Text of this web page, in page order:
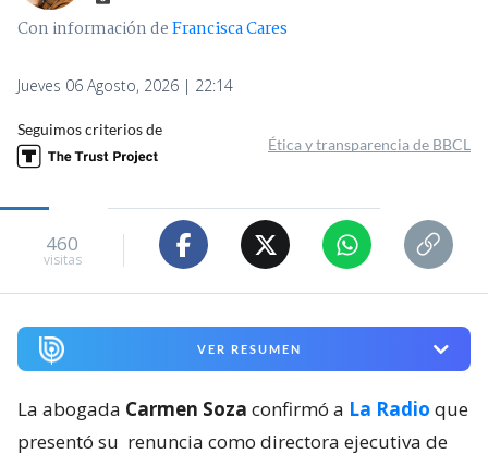
Con información deFrancisca Cares
Jueves 06 Agosto, 2026 | 22:14
Seguimos criterios de
Ética y transparencia de BBCL
460
visitas
VER RESUMEN
La abogada Carmen Soza confirmó a La Radio que
presentó su renuncia como directora ejecutiva de